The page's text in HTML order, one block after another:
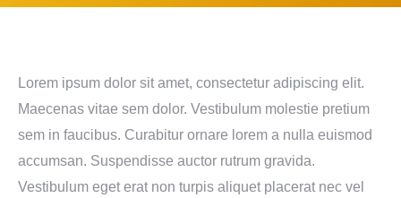
Lorem ipsum dolor sit amet, consectetur adipiscing elit.
Maecenas vitae sem dolor. Vestibulum molestie pretium
sem in faucibus. Curabitur ornare lorem a nulla euismod
accumsan. Suspendisse auctor rutrum gravida.
Vestibulum eget erat non turpis aliquet placerat nec vel